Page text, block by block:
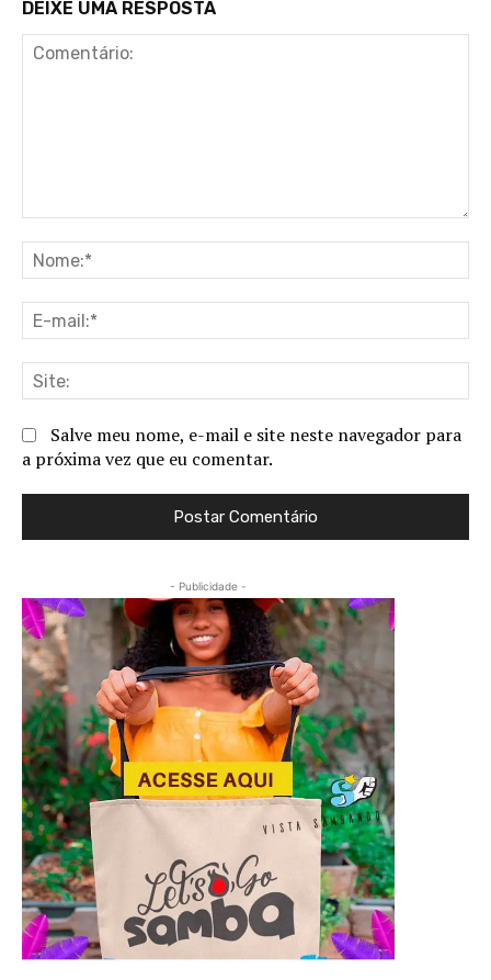
DEIXE UMA RESPOSTA
Salve meu nome, e-mail e site neste navegador para
a próxima vez que eu comentar.
- Publicidade -